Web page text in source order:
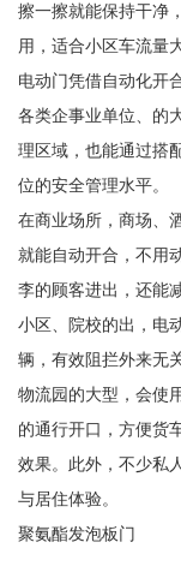
擦一擦就能保持干净
用，适合小区车流量
电动门凭借自动化开
各类企事业单位、的
理区域，也能通过搭
位的安全管理水平。
在商业场所，商场、
就能自动开合，不用
李的顾客进出，还能
小区、院校的出，电
辆，有效阻拦外来无
物流园的大型，会使
的通行开口，方便货
效果。此外，不少私
与居住体验。
聚氨酯发泡板门